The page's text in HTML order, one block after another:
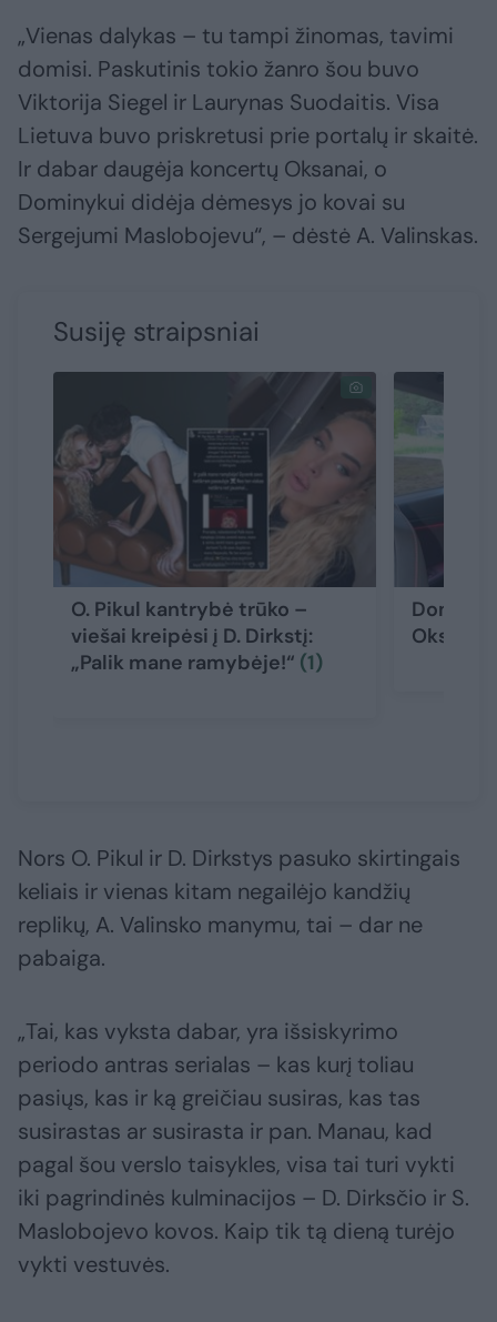
„Vienas dalykas – tu tampi žinomas, tavimi
domisi. Paskutinis tokio žanro šou buvo
Viktorija Siegel ir Laurynas Suodaitis. Visa
Lietuva buvo priskretusi prie portalų ir skaitė.
Ir dabar daugėja koncertų Oksanai, o
Dominykui didėja dėmesys jo kovai su
Sergejumi Maslobojevu“, – dėstė A. Valinskas.
Susiję straipsniai
O. Pikul kantrybė trūko –
viešai kreipėsi į D. Dirkstį:
„Palik mane ramybėje!“ (1)
Nors O. Pikul ir D. Dirkstys pasuko skirtingais
keliais ir vienas kitam negailėjo kandžių
replikų, A. Valinsko manymu, tai – dar ne
pabaiga.
„Tai, kas vyksta dabar, yra išsiskyrimo
periodo antras serialas – kas kurį toliau
pasiųs, kas ir ką greičiau susiras, kas tas
susirastas ar susirasta ir pan. Manau, kad
pagal šou verslo taisykles, visa tai turi vykti
iki pagrindinės kulminacijos – D. Dirksčio ir S.
Maslobojevo kovos. Kaip tik tą dieną turėjo
vykti vestuvės.